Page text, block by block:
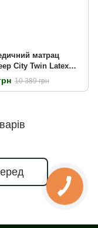
матрац
City Twin Latex
см
10 389 грн